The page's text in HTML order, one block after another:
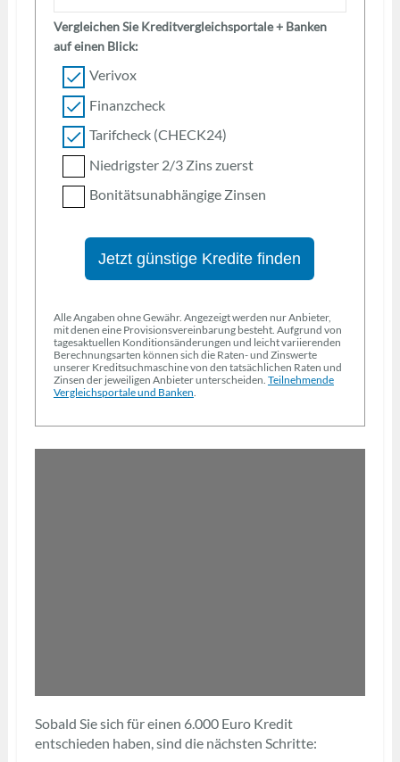
Vergleichen Sie Kreditvergleichsportale + Banken
auf einen Blick:
Verivox
Finanzcheck
Tarifcheck (CHECK24)
Niedrigster 2/3 Zins zuerst
Bonitätsunabhängige Zinsen
Jetzt günstige Kredite finden
Alle Angaben ohne Gewähr. Angezeigt werden nur Anbieter,
mit denen eine Provisionsvereinbarung besteht. Aufgrund von
tagesaktuellen Konditionsänderungen und leicht variierenden
Berechnungsarten können sich die Raten- und Zinswerte
unserer Kreditsuchmaschine von den tatsächlichen Raten und
Zinsen der jeweiligen Anbieter unterscheiden. Teilnehmende
Vergleichsportale und Banken
Sobald Sie sich für einen 6.000 Euro Kredit
entschieden haben, sind die nächsten Schritte: